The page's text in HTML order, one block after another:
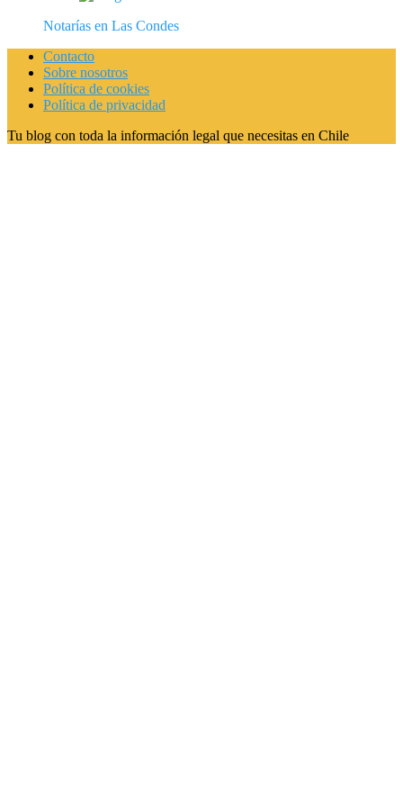
Notarías en Las Condes
Contacto
Sobre nosotros
Política de cookies
Política de privacidad
Tu blog con toda la información legal que necesitas en Chile